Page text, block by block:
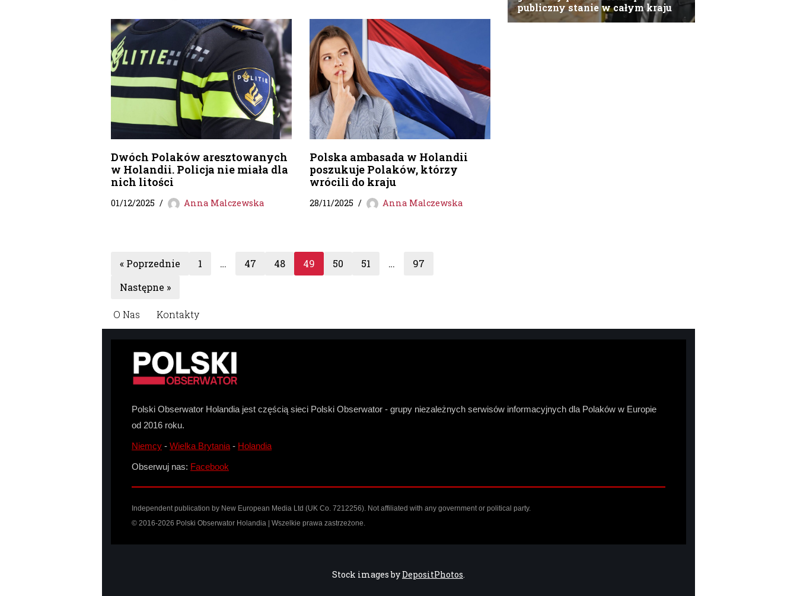
Dwóch Polaków aresztowanych
w Holandii. Policja nie miała dla
nich litości
01/12/2025 Anna Malczewska
Polska ambasada w Holandii
poszukuje Polaków, którzy
wrócili do kraju
28/11/2025 Anna Malczewska
« Poprzednie 1 … 47 48 49 50 51 …
97
Następne »
O Nas Kontakty
Polski Obserwator Holandia jest częścią sieci Polski Obserwator - grupy niezależnych serwisów informacyjnych dla Polaków w Europie
od 2016 roku.
Niemcy - Wielka Brytania - Holandia
Obserwuj nas: Facebook
Independent publication by New European Media Ltd (UK Co. 7212256). Not affiliated with any government or political party.
© 2016-2026 Polski Obserwator Holandia | Wszelkie prawa zastrzeżone.
Stock images byDepositPhotos.